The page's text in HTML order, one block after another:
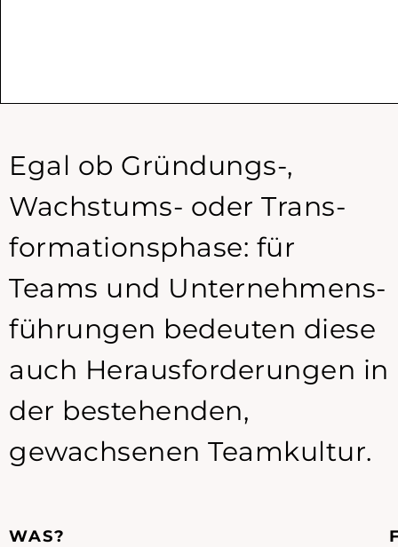
Egal ob Gründungs-,
Wachstums- oder Trans­
formations­phase: für
Teams und Unter­nehmens­
führungen bedeuten diese
auch Heraus­forder­ungen in
der bestehenden,
gewachsenen Team­kultur.
WAS?